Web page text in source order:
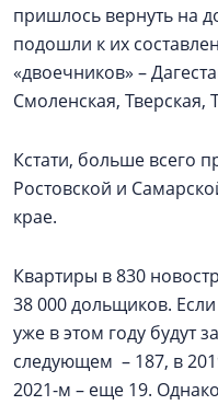
пришлось вернуть на
подошли к их
«двоечников» –
Смоленская, Тверская,
Кстати, больше всего
Ростовской и
крае.
Квартиры в 830
38 000 дольщиков.
уже в этом году будут
следующем – 187, в
2021-м – еще 19.